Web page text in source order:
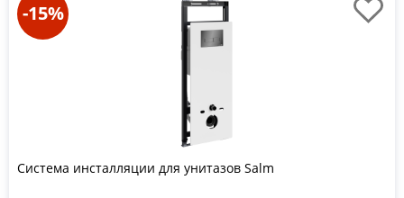
-15%
Система инсталляции для унитазов Salm